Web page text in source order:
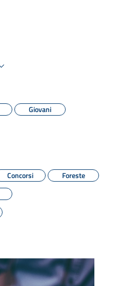
Giovani
Concorsi
Foreste